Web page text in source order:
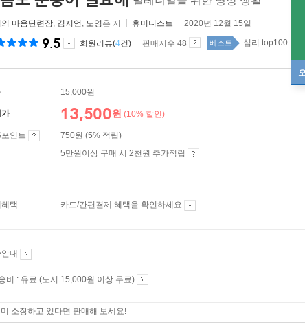
의 마음단련장, 김지언 , 노영은 저 휴머니스트 2020년 12월 15일
9.5 회원리뷰(4건) 판매지수 48 베스트 심리 top100 1주
15,000원
13,500원 (10% 할인)
인트
750원 (5% 적립)
5만원이상 구매 시 2천원 추가적립
택 카드/간편결제 혜택을 확인하세요
내
비 : 유료 (도서 15,000원 이상 무료)
소장하고 있다면 판매해 보세요!